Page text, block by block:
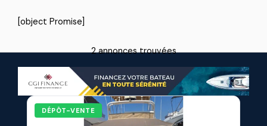
[object Promise]
2 annonces trouvées
DÉPÔT-VENTE